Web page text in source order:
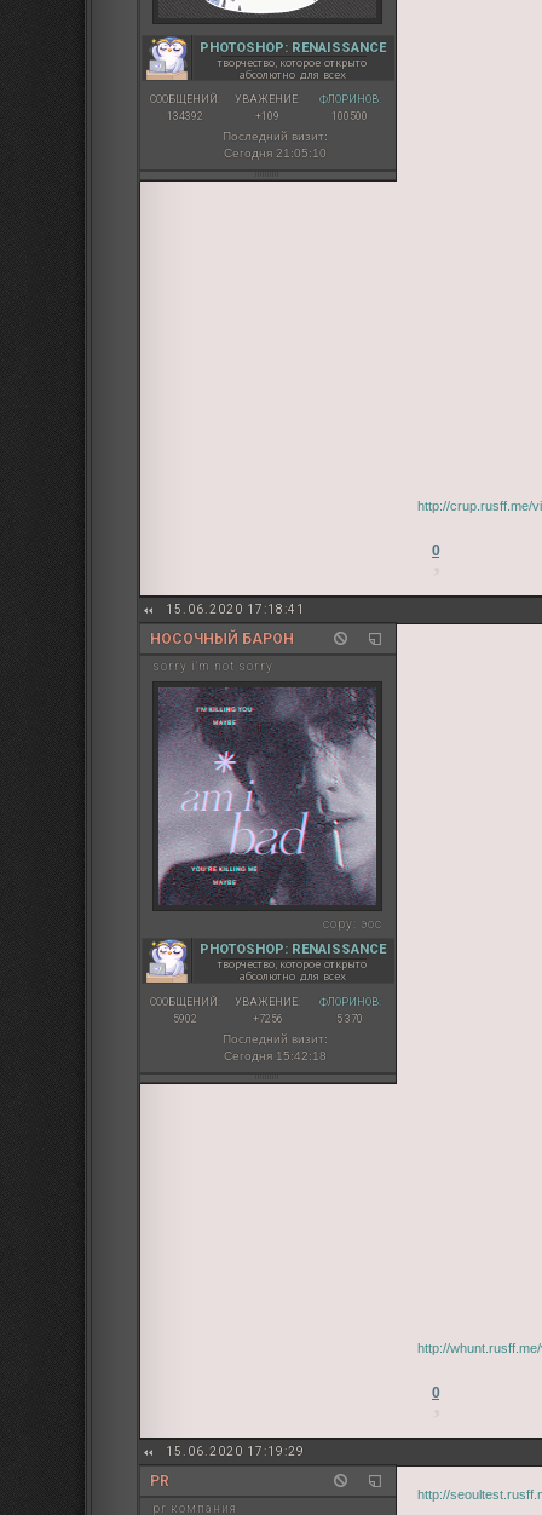
PHOTOSHOP: RENAISSANCE
творчество, которое открыто
абсолютно для всех
СООБЩЕНИЙ:
134392
УВАЖЕНИЕ:
+109
ФЛОРИНОВ:
100500
Последний визит:
Сегодня 21:05:10
http://crup.rusff.me/
0
15.06.2020 17:18:41
НОСОЧНЫЙ БАРОН
sorry i'm not sorry
copy: эос
PHOTOSHOP: RENAISSANCE
творчество, которое открыто
абсолютно для всех
СООБЩЕНИЙ:
5902
УВАЖЕНИЕ:
+7256
ФЛОРИНОВ:
5 370
Последний визит:
Сегодня 15:42:18
http://
0
15.06.2020 17:19:29
PR
pr компания
http://